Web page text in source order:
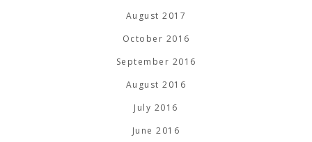
August 2017
October 2016
September 2016
August 2016
July 2016
June 2016